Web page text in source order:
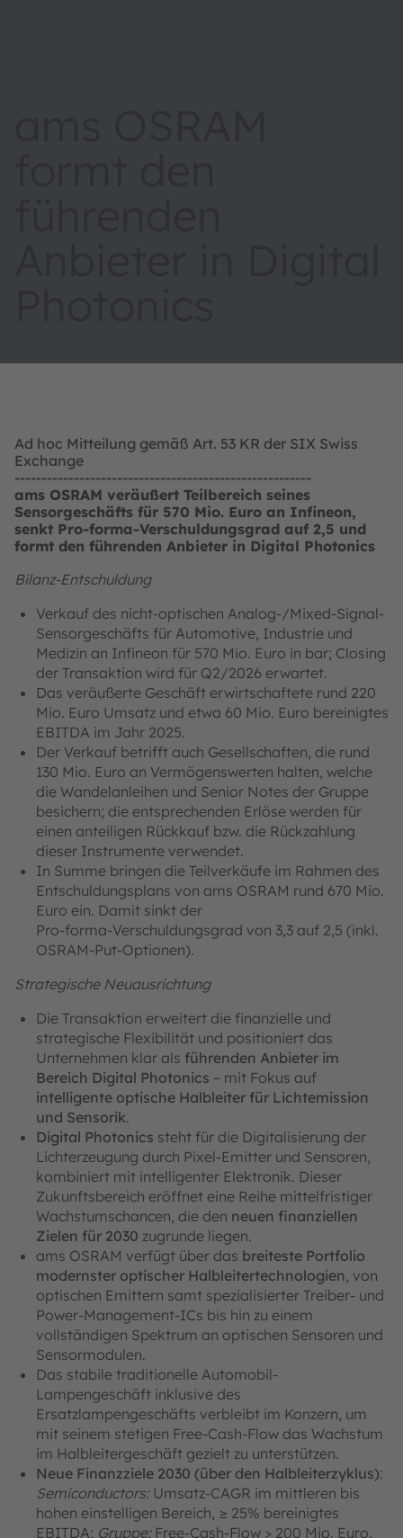
Ad hoc Mitteilung gemäß Art. 53 KR der SIX Swiss
Exchange
-------------------------------------------------------
ams OSRAM veräußert Teilbereich seines
Sensorgeschäfts für 570 Mio. Euro an Infineon,
senkt Pro-forma-Verschuldungsgrad auf 2,5 und
formt den führenden Anbieter in Digital Photonics
Bilanz-Entschuldung
Verkauf des nicht-optischen Analog-/Mixed-Signal-
Sensorgeschäfts für Automotive, Industrie und
Medizin an Infineon für 570 Mio. Euro in bar; Closing
der Transaktion wird für Q2/2026 erwartet.
Das veräußerte Geschäft erwirtschaftete rund 220
Mio. Euro Umsatz und etwa 60 Mio. Euro bereinigtes
EBITDA im Jahr 2025.
Der Verkauf betrifft auch Gesellschaften, die rund
130 Mio. Euro an Vermögenswerten halten, welche
die Wandelanleihen und Senior Notes der Gruppe
besichern; die entsprechenden Erlöse werden für
einen anteiligen Rückkauf bzw. die Rückzahlung
dieser Instrumente verwendet.
In Summe bringen die Teilverkäufe im Rahmen des
Entschuldungsplans von ams OSRAM rund 670 Mio.
Euro ein. Damit sinkt der
Pro‑forma‑Verschuldungsgrad von 3,3 auf 2,5 (inkl.
OSRAM-Put-Optionen).
Strategische Neuausrichtung
Die Transaktion erweitert die finanzielle und
strategische Flexibilität und positioniert das
Unternehmen klar als führenden Anbieter im
Bereich Digital Photonics – mit Fokus auf
intelligente optische Halbleiter für Lichtemission
und Sensorik.
Digital Photonics steht für die Digitalisierung der
Lichterzeugung durch Pixel-Emitter und Sensoren,
kombiniert mit intelligenter Elektronik. Dieser
Zukunftsbereich eröffnet eine Reihe mittelfristiger
Wachstumschancen, die den neuen finanziellen
Zielen für 2030 zugrunde liegen.
ams OSRAM verfügt über das breiteste Portfolio
modernster optischer Halbleitertechnologien, von
optischen Emittern samt spezialisierter Treiber- und
Power‑Management‑ICs bis hin zu einem
vollständigen Spektrum an optischen Sensoren und
Sensormodulen.
Das stabile traditionelle Automobil-
Lampengeschäft inklusive des
Ersatzlampengeschäfts verbleibt im Konzern, um
mit seinem stetigen Free-Cash-Flow das Wachstum
im Halbleitergeschäft gezielt zu unterstützen.
Neue Finanzziele 2030 (über den Halbleiterzyklus):
Semiconductors: Umsatz-CAGR im mittleren bis
hohen einstelligen Bereich, ≥ 25% bereinigtes
EBITDA; Gruppe:Free-Cash-Flow > 200 Mio. Euro,